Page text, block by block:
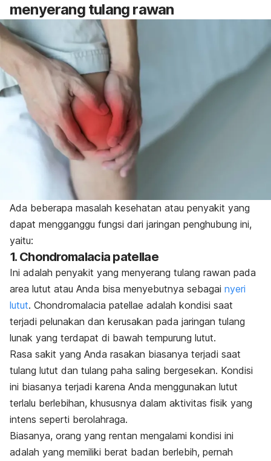
menyerang tulang rawan
Ada beberapa masalah kesehatan atau penyakit yang
dapat mengganggu fungsi dari jaringan penghubung ini,
yaitu:
1. Chondromalacia patellae
Ini adalah penyakit yang menyerang tulang rawan pada
area lutut atau Anda bisa menyebutnya sebagai nyeri
lutut. Chondromalacia patellae adalah kondisi saat
terjadi pelunakan dan kerusakan pada jaringan tulang
lunak yang terdapat di bawah tempurung lutut.
Rasa sakit yang Anda rasakan biasanya terjadi saat
tulang lutut dan tulang paha saling bergesekan. Kondisi
ini biasanya terjadi karena Anda menggunakan lutut
terlalu berlebihan, khususnya dalam aktivitas fisik yang
intens seperti berolahraga.
Biasanya, orang yang rentan mengalami kondisi ini
adalah yang memiliki berat badan berlebih, pernah